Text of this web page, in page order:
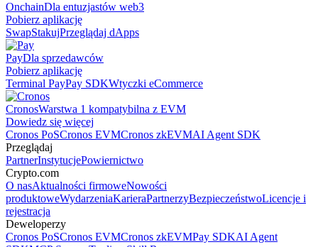
OnchainDla entuzjastów web3
Pobierz aplikację
SwapStakujPrzeglądaj dApps
PayDla sprzedawców
Pobierz aplikację
Terminal PayPay SDKWtyczki eCommerce
CronosWarstwa 1 kompatybilna z EVM
Dowiedz się więcej
Cronos PoSCronos EVMCronos zkEVMAI Agent SDK
Przeglądaj
PartnerInstytucjePowiernictwo
Crypto.com
O nasAktualności firmoweNowości
produktoweWydarzeniaKarieraPartnerzyBezpieczeństwoLicencje i
rejestracja
Deweloperzy
Cronos PoSCronos EVMCronos zkEVMPay SDKAI Agent